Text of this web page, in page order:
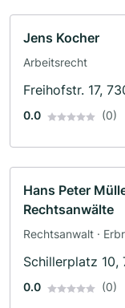
Jens Kocher
Arbeitsrecht
Freihofstr. 17,
0.0 (0)
Hans Peter
Rechtsanwälte
Rechtsanwalt ·
Schillerplatz
0.0 (0)